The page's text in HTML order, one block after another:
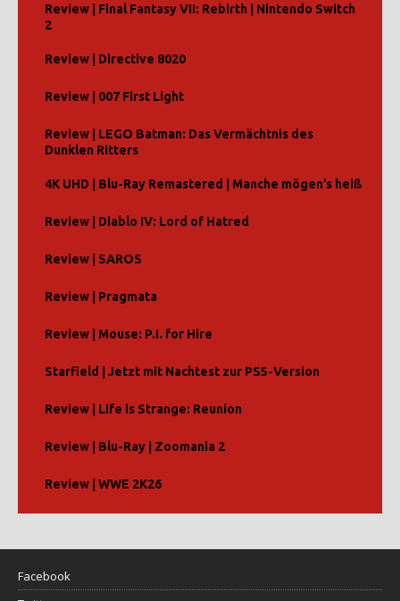
Review | Final Fantasy VII: Rebirth | Nintendo Switch
2
Review | Directive 8020
Review | 007 First Light
Review | LEGO Batman: Das Vermächtnis des
Dunklen Ritters
4K UHD | Blu-Ray Remastered | Manche mögen’s heiß
Review | Diablo IV: Lord of Hatred
Review | SAROS
Review | Pragmata
Review | Mouse: P.I. for Hire
Starfield | Jetzt mit Nachtest zur PS5-Version
Review | Life is Strange: Reunion
Review | Blu-Ray | Zoomania 2
Review | WWE 2K26
Facebook